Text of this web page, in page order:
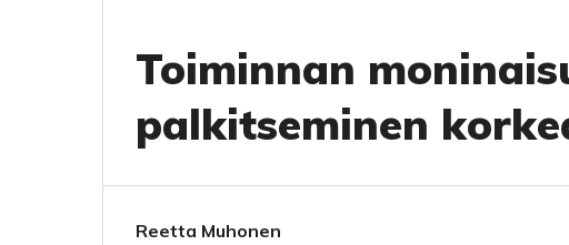
Toiminnan
palkitseminen
Reetta Muhonen